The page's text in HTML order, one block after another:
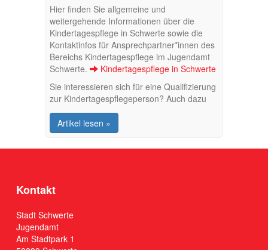
Hier finden Sie allgemeine und
weitergehende Informationen über die
Kindertagespflege in Schwerte sowie die
Kontaktinfos für Ansprechpartner*innen des
Bereichs Kindertagespflege im Jugendamt
Schwerte.
Kindertagespflege in Schwerte
Sie interessieren sich für eine Qualifizierung
zur Kindertagespflegeperson? Auch dazu
finde Sie hier die wichtigsten Informationen.
Qualifizierung zur
Kindertagespflegeperson
Artikel lesen »
Kontakt
Stadt Schwerte
Jugendamt
Am Stadtpark 1